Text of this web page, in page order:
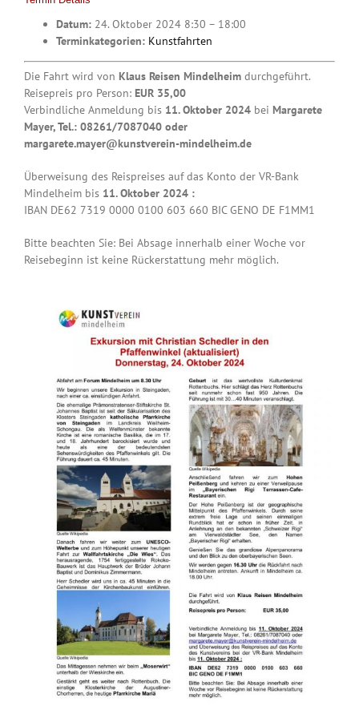
Datum: 24. Oktober 2024 8:30 – 18:00
Terminkategorien: Kunstfahrten
Die Fahrt wird von Klaus Reisen Mindelheimdurchgeführt.
Reisepreis pro Person: EUR 35,00
Verbindliche Anmeldung bis 11. Oktober 2024bei Margarete
Mayer, Tel.: 08261/7087040 oder
margarete.mayer@kunstverein-mindelheim.de
Überweisung des Reispreises auf das Konto der VR-Bank
Mindelheim bis 11. Oktober 2024 :
IBAN DE62 7319 0000 0100 603 660 BIC GENO DE F1MM1
Bitte beachten Sie: Bei Absage innerhalb einer Woche vor
Reisebeginn ist keine Rückerstattung mehr möglich.